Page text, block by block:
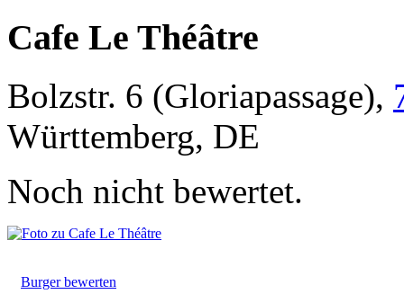
Cafe Le Théâtre
Bolzstr. 6 (Gloriapassage),
Württemberg, DE
Noch nicht bewertet.
Burger bewerten